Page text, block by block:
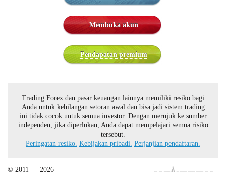
Membuka akun
Pendapatan premium
Trading Forex dan pasar keuangan lainnya memiliki resiko bagi
Anda untuk kehilangan setoran awal dan bisa jadi sistem trading
ini tidak cocok untuk semua investor. Dengan merujuk ke sumber
independen, jika diperlukan, Anda dapat mempelajari semua risiko
tersebut.
Peringatan resiko. Kebijakan pribadi. Perjanjian pendaftaran.
© 2011 — 2026